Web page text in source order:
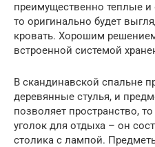
преимущественно теплые
то оригинально будет
кровать. Хорошим
встроенной системой
В скандинавской спальне
деревянные стулья, и
позволяет пространство,
уголок для отдыха – он
столика с лампой.